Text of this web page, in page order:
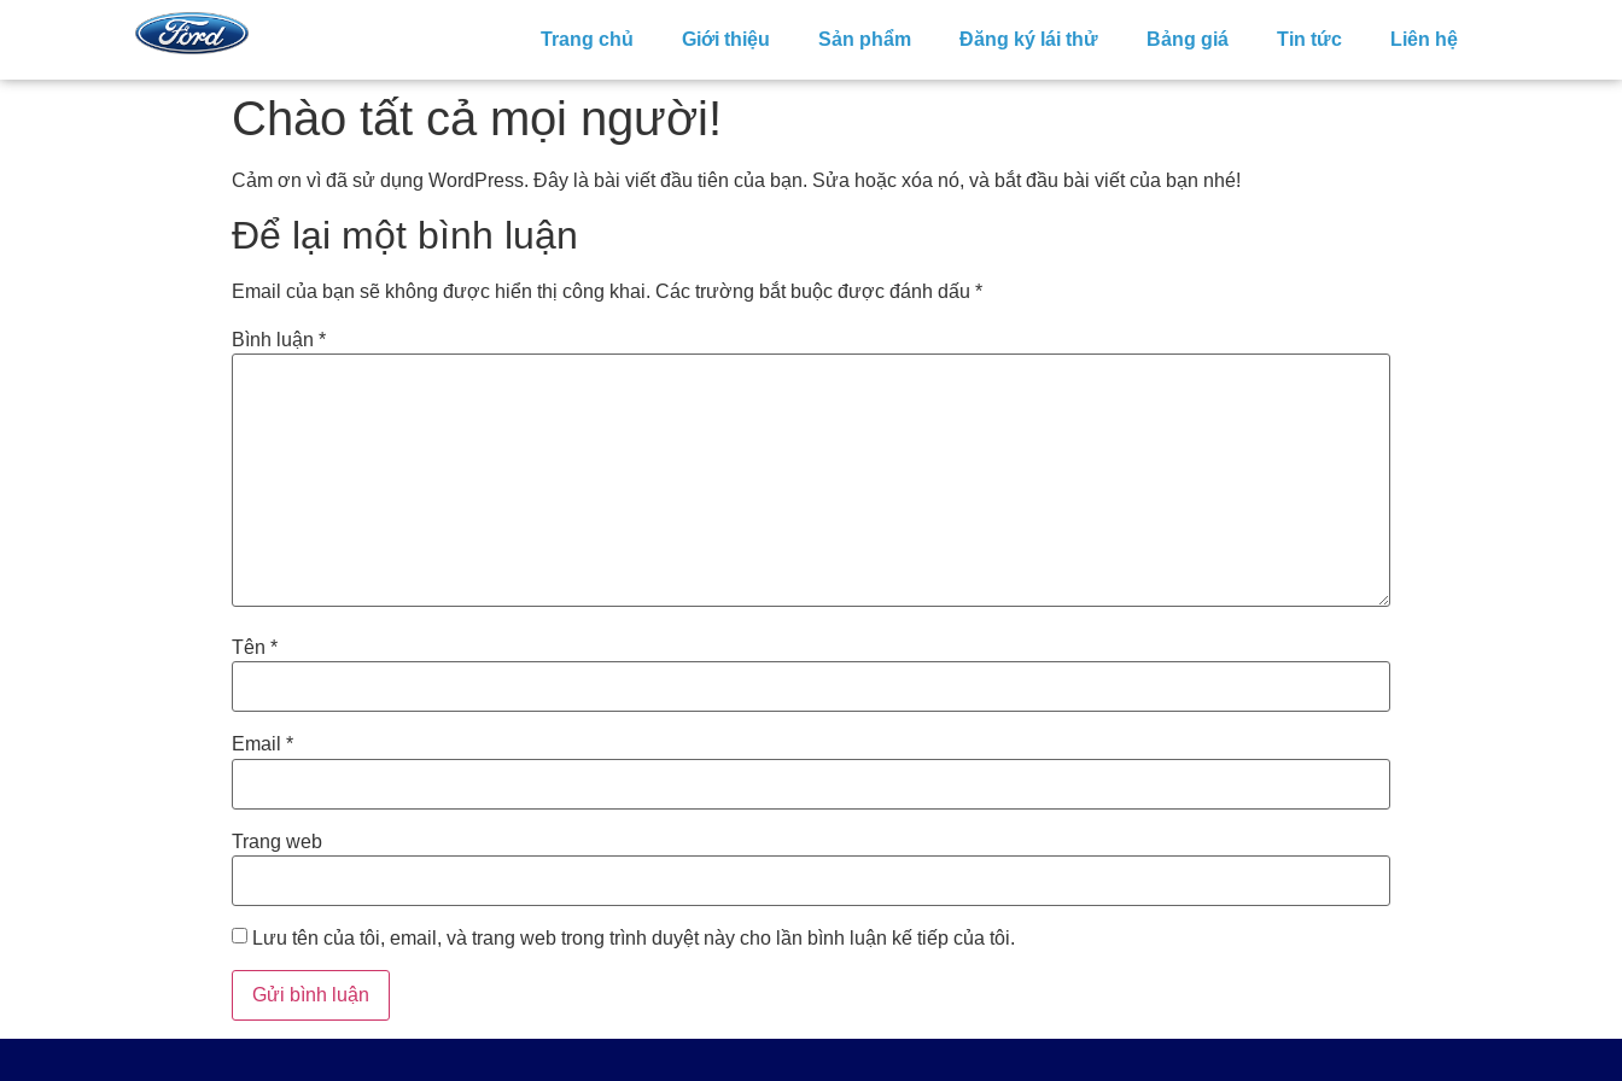
Trang chủ Giới thiệu Sản phẩm Đăng ký lái thử Bảng giá Tin tức Liên hệ
Chào tất cả mọi người!
Cảm ơn vì đã sử dụng WordPress. Đây là bài viết đầu tiên của bạn. Sửa hoặc xóa nó, và bắt đầu bài viết của bạn nhé!
Để lại một bình luận
Email của bạn sẽ không được hiển thị công khai. Các trường bắt buộc được đánh dấu *
Bình luận *
Tên *
Email *
Trang web
Lưu tên của tôi, email, và trang web trong trình duyệt này cho lần bình luận kế tiếp của tôi.